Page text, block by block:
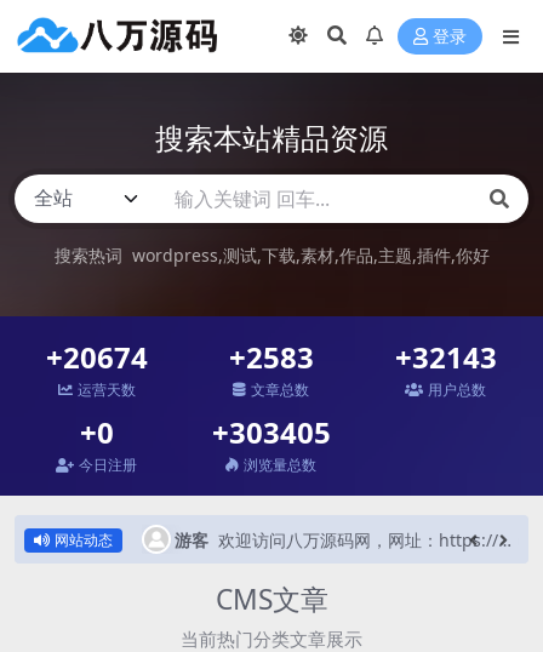
登录
搜索本站精品资源
搜索热词 wordpress 测试 下载 素材 作品 主题 插件 你好
+20674
运营天数
+2583
文章总数
+32143
用户总数
+0
今日注册
+303405
浏览量总数
网站动态欢迎访问八万源码网，网址：https://8wym.com 1 秒前
游客 欢迎访问八万源码网，网址：https://8wym.com
CMS文章
当前热门分类文章展示